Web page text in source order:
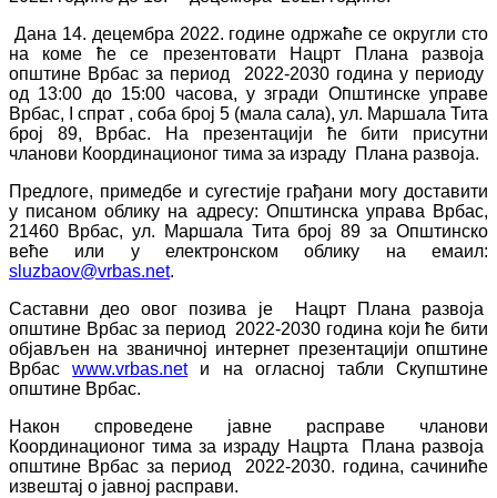
Дана 14. децембра 2022. године одржаће се округли сто
на коме ће се презентовати Нацрт Плана развоја
општине Врбас за период 2022-2030 година у периоду
од 13:00 до 15:00 часова, у згради Општинске управе
Врбас, I спрат , соба број 5 (мала сала), ул. Маршала Тита
број 89, Врбас. На презентацији ће бити присутни
чланови Координационог тима за израду Плана развоја.
Предлоге, примедбе и сугестије грађани могу доставити
у писаном облику на адресу: Општинска управа Врбас,
21460 Врбас, ул. Маршала Тита број 89 за Општинско
веће или у електронском облику на емаил:
sluzbaov@vrbas.net.
Саставни део овог позива је Нацрт Плана развоја
општине Врбас за период 2022-2030 година који ће бити
објављен на званичној интернет презентацији општине
Врбасwww.vrbas.netи на огласној табли Скупштине
општине Врбас.
Након спроведене јавне расправе чланови
Координационог тима за израду Нацрта Плана развоја
општине Врбас за период 2022-2030. година, сачиниће
извештај о јавној расправи.